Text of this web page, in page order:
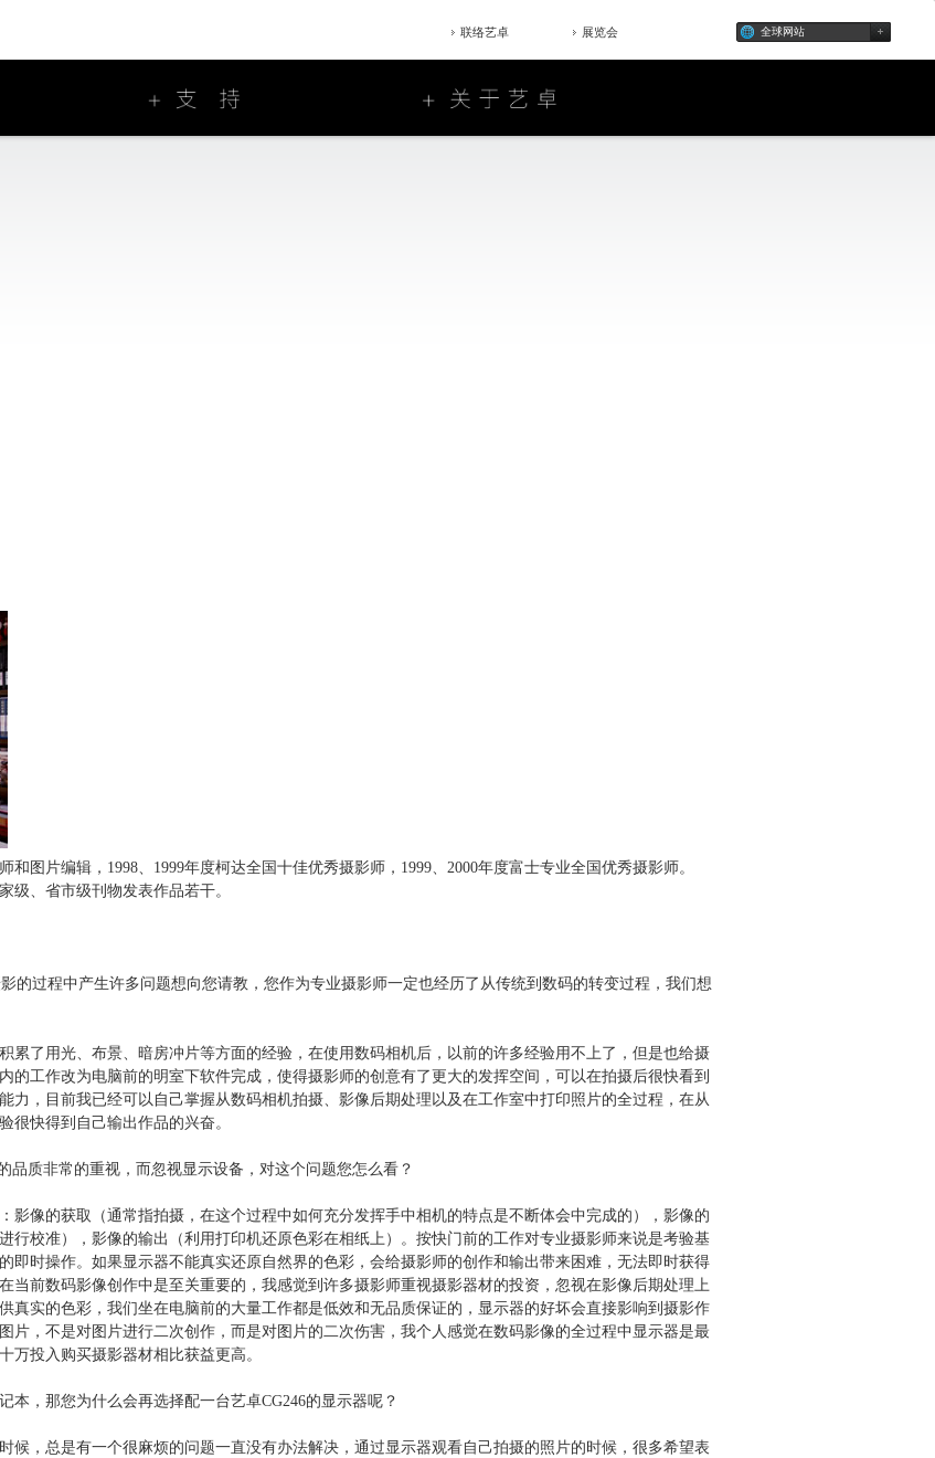
展览会
联络艺卓 全球网站
图片编辑，1998、1999年度柯达全国十佳优秀摄影师，1999、2000年度富士专业全国优秀摄影师。
级、省市级刊物发表作品若干。
的过程中产生许多问题想向您请教，您作为专业摄影师一定也经历了从传统到数码的转变过程，我们想
累了用光、布景、暗房冲片等方面的经验，在使用数码相机后，以前的许多经验用不上了，但是也给摄
的工作改为电脑前的明室下软件完成，使得摄影师的创意有了更大的发挥空间，可以在拍摄后很快看到
力，目前我已经可以自己掌握从数码相机拍摄、影像后期处理以及在工作室中打印照片的全过程，在从
很快得到自己输出作品的兴奋。
质非常的重视，而忽视显示设备，对这个问题您怎么看？
影像的获取（通常指拍摄，在这个过程中如何充分发挥手中相机的特点是不断体会中完成的），影像的
行校准），影像的输出（利用打印机还原色彩在相纸上）。按快门前的工作对专业摄影师来说是考验基
即时操作。如果显示器不能真实还原自然界的色彩，会给摄影师的创作和输出带来困难，无法即时获得
当前数码影像创作中是至关重要的，我感觉到许多摄影师重视摄影器材的投资，忽视在影像后期处理上
真实的色彩，我们坐在电脑前的大量工作都是低效和无品质保证的，显示器的好坏会直接影响到摄影作
片，不是对图片进行二次创作，而是对图片的二次伤害，我个人感觉在数码影像的全过程中显示器是最
万投入购买摄影器材相比获益更高。
本，那您为什么会再选择配一台艺卓CG246的显示器呢？
候，总是有一个很麻烦的问题一直没有办法解决，通过显示器观看自己拍摄的照片的时候，很多希望表